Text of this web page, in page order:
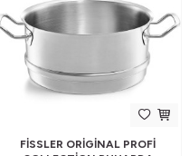
FISSLER ORIGINAL PROFI